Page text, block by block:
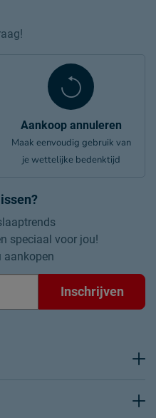
Aankoop annuleren
Maak eenvoudig gebruik van
je wettelijke bedenktijd
speciaal voor jou!
aankopen
Inschrijven